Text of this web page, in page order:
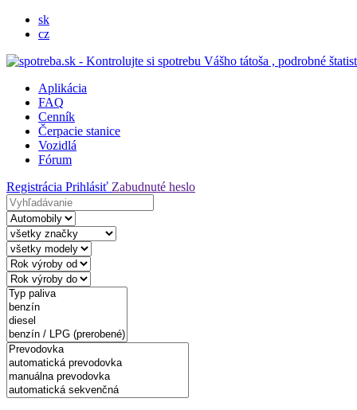
sk
cz
Aplikácia
FAQ
Cenník
Čerpacie stanice
Vozidlá
Fórum
Registrácia Prihlásiť Zabudnuté heslo